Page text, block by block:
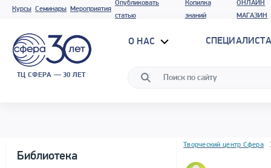
Курсы Семинары Мероприятия
Опубликовать
статью
Копилка
знаний
ОНЛАЙН
МАГАЗИН
ТЦ СФЕРА — 30 ЛЕТ
О НАС
Библиотека
Блок новостей
Творческий центр Сфера